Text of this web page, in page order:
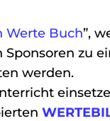
Werte Buch”,
zu
werden.